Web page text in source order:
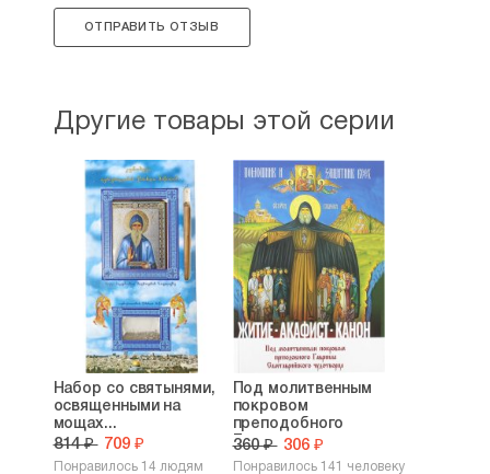
ОТПРАВИТЬ ОТЗЫВ
Другие товары этой серии
Набор со святынями,
освященными на
мощах...
814 ₽ 709 ₽
Понравилось 14 людям
Под молитвенным
покровом
преподобного
Гавриила...
360 ₽ 306 ₽
Понравилось 141 человеку